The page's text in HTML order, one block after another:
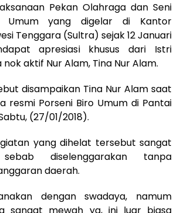
Pekan Olahraga dan Seni
Umum yang digelar di Kantor
Tenggara (Sultra) sejak 12 Januari
apresiasi khusus dari Istri
aktif Nur Alam, Tina Nur Alam.
disampaikan Tina Nur Alam saat
resmi Porseni Biro Umum di Pantai
(27/01/2018).
yang dihelat tersebut sangat
diselenggarakan tanpa
daerah.
dengan swadaya, namum